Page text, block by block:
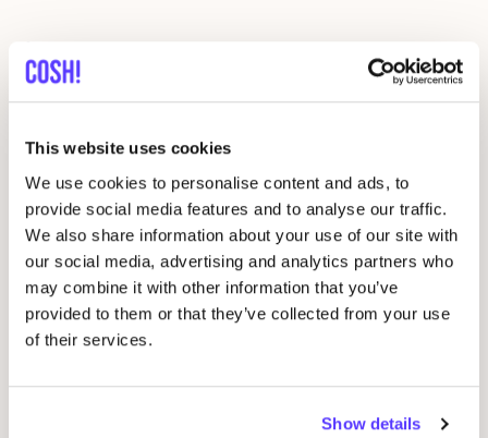
This website uses cookies
We use cookies to personalise content and ads, to
provide social media features and to analyse our traffic.
We also share information about your use of our site with
our social media, advertising and analytics partners who
may combine it with other information that you’ve
provided to them or that they’ve collected from your use
of their services.
Show details
Gerelateerde evenementen
14 AUG
STUDIO STEEKenREST 06